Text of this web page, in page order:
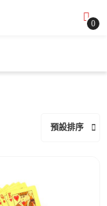
0
預設排序